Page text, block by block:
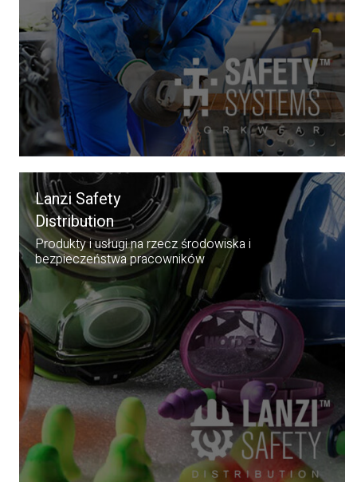
Lanzi Safety
Distribution
Produkty i usługi na rzecz środowiska i
bezpieczeństwa pracowników